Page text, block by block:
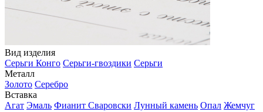
Вид изделия
Серьги Конго Серьги-гвоздики Серьги
Металл
Золото Серебро
Вставка
Агат Эмаль Фианит Сваровски Лунный камень Опал Жемчуг